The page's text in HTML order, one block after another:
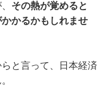
その熱が覚めると
かるかもしれませ
と言って、日本経済